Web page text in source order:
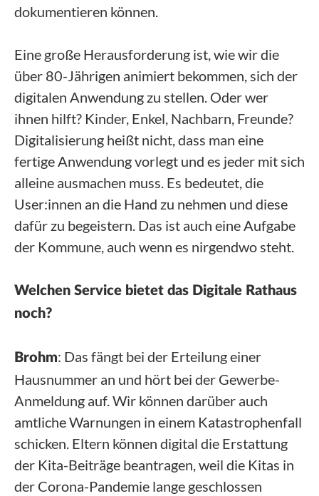
dokumentieren können.
Eine große Herausforderung ist, wie wir die
über 80-Jährigen animiert bekommen, sich der
digitalen Anwendung zu stellen. Oder wer
ihnen hilft? Kinder, Enkel, Nachbarn, Freunde?
Digitalisierung heißt nicht, dass man eine
fertige Anwendung vorlegt und es jeder mit sich
alleine ausmachen muss. Es bedeutet, die
User:innen an die Hand zu nehmen und diese
dafür zu begeistern. Das ist auch eine Aufgabe
der Kommune, auch wenn es nirgendwo steht.
Welchen Service bietet das Digitale Rathaus
noch?
Brohm: Das fängt bei der Erteilung einer
Hausnummer an und hört bei der Gewerbe-
Anmeldung auf. Wir können darüber auch
amtliche Warnungen in einem Katastrophenfall
schicken. Eltern können digital die Erstattung
der Kita-Beiträge beantragen, weil die Kitas in
der Corona-Pandemie lange geschlossen